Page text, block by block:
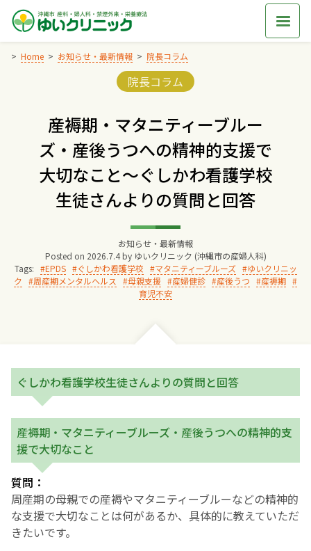
Skip
content
Home お知らせ・最新情報 院長コラム
Categories:
院長コラム
産褥期・マタニティーブルー
ズ・産後うつへの精神的支援で
大切なこと～ぐしかわ看護学校
生徒さんよりの質問と回答
お知らせ・最新情報
Posted on 2026.7.4 by ゆいクリニック (沖縄市の産婦人科)
Tags:
EPDS ぐしかわ看護学校 マタニティーブルーズ
ゆいクリニッ
ク
周産期メンタルヘルス 母親支援 産婦健診 産後うつ
産褥期
育児不安
ぐしかわ看護学校生徒さんよりの質問と回答
産褥期・マタニティーブルーズ・産後うつへの精神的支
援で大切なこと
質問：
周産期の母親での産褥やマタニティーブルーなどの精神的
な支援で大切なことは何があるか、具体的に教えていただ
きたいです。
交通アクセス
院長からのごあいさつ
診療料金
妊婦健診
お産について
親と子の結びつき支援
母乳育児
その他の診療内容
‘さんルーム’ でさまざまな講座・クラス